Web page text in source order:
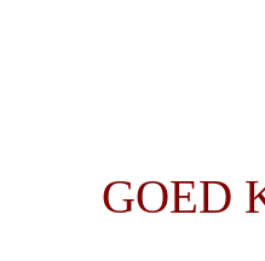
GOED